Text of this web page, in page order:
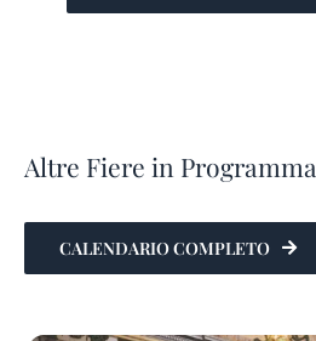
Altre Fiere in Programma
CALENDARIO COMPLETO